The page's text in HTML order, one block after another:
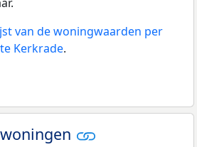
van de woningwaarden per
Kerkrade.